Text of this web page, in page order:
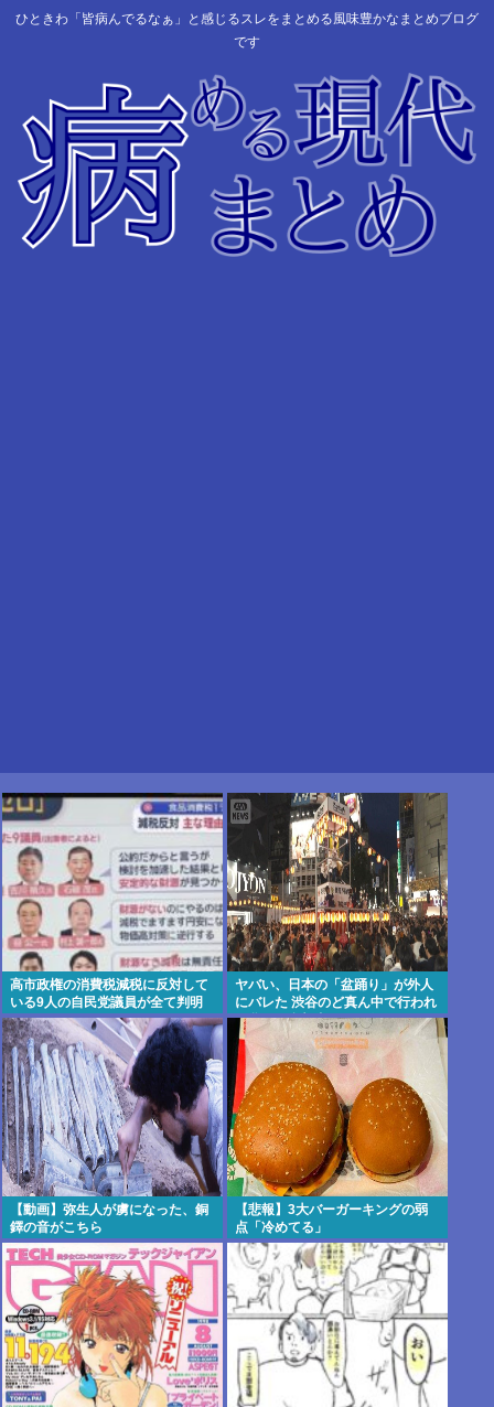
ひときわ「皆病んでるなぁ」と感じるスレをまとめる風味豊かなまとめブログ
です
高市政権の消費税減税に反対して
いる9人の自民党議員が全て判明
www
ヤバい、日本の「盆踊り」が外人
にバレた 渋谷のど真ん中で行われ
た盆踊り参加者67000人のうち
20000人が外人、ダンシングヒー
ローに熱狂
【動画】弥生人が虜になった、銅
鐸の音がこちら
【悲報】3大バーガーキングの弱
点「冷めてる」